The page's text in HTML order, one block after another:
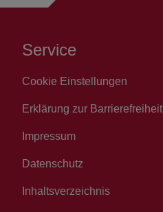
Service
Cookie Einstellungen
Erklärung zur Barrierefreiheit
Impressum
Datenschutz
Inhaltsverzeichnis